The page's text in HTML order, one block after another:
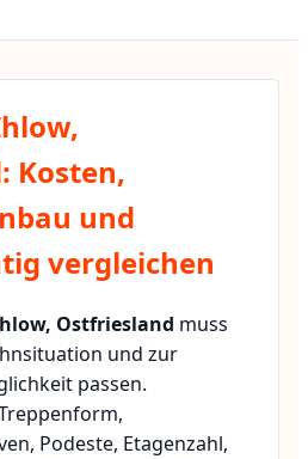
Kosten,
und
vergleichen
Ostfriesland muss
und zur
passen.
Podeste, Etagenzahl,